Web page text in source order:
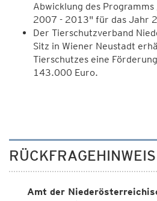
Abwicklung des
2007 - 2013" für das Jahr
Der Tierschutzverband
Sitz in Wiener Neustadt
Tierschutzes eine
143.000 Euro.
RÜCKFRAGEHINWEIS
Amt der